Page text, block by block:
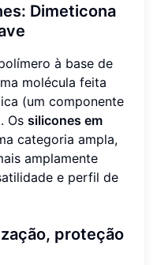
Dimeticona
à base de
molécula feita
(um componente
Os silicones em
categoria ampla,
amplamente
e perfil de
proteção